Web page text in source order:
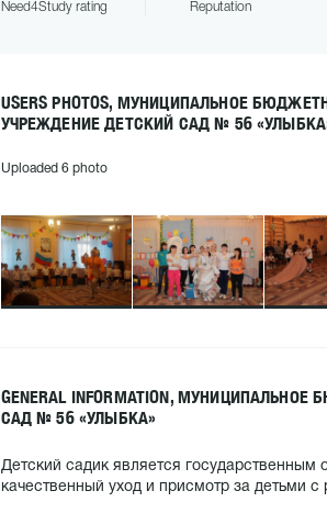
Need4Study rating Reputation
USERS PHOTOS, МУНИЦИПАЛЬНОЕ
УЧРЕЖДЕНИЕ ДЕТСКИЙ САД № 56
Uploaded 6 photo
GENERAL INFORMATION,
САД № 56 «УЛЫБКА»
Детский садик является
качественный уход и присмотр за детьми с